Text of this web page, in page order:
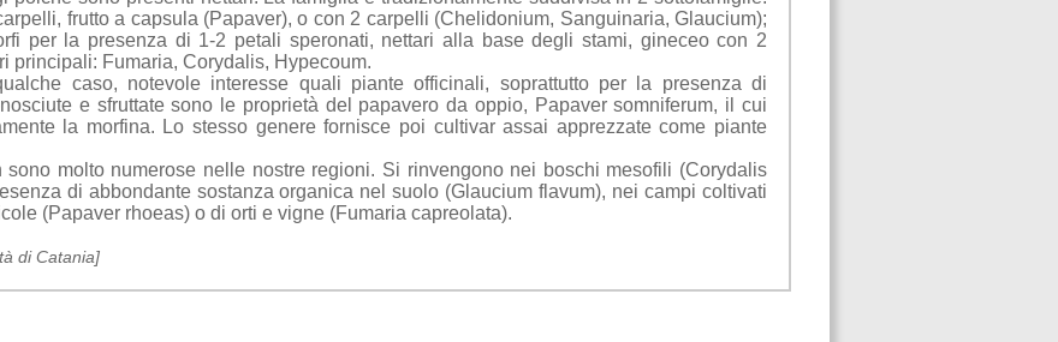
frutto a capsula (Papaver), o con 2 carpelli (Chelidonium, Sanguinaria, Glaucium);
per la presenza di 1-2 petali speronati, nettari alla base degli stami, gineceo con 2
principali: Fumaria, Corydalis, Hypecoum.
caso, notevole interesse quali piante officinali, soprattutto per la presenza di
e sfruttate sono le proprietà del papavero da oppio, Papaver somniferum, il cui
la morfina. Lo stesso genere fornisce poi cultivar assai apprezzate come piante
sono molto numerose nelle nostre regioni. Si rinvengono nei boschi mesofili (Corydalis
di abbondante sostanza organica nel suolo (Glaucium flavum), nei campi coltivati
(Papaver rhoeas) o di orti e vigne (Fumaria capreolata).
di Catania]